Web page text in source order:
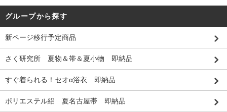
グループから探す
新ページ移行予定商品
さく研究所 夏物＆帯＆夏小物 即納品
すぐ着られる！セオα浴衣 即納品
ポリエステル絽 夏名古屋帯 即納品